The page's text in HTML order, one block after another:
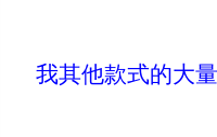
我其他款式的大